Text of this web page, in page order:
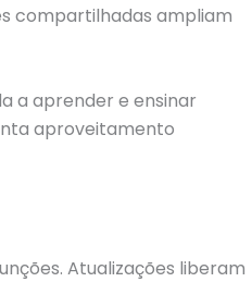
compartilhadas ampliam
a aprender e ensinar
aproveitamento
Atualizações liberam